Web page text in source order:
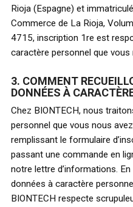
Rioja (Espagne) et
Commerce de La Rioja,
4715, inscription 1re est
caractère personnel que
3. COMMENT
DONNÉES À
Chez BIONTECH, nous
personnel que vous nous
remplissant le formulaire
passant une commande en
notre lettre d’informations.
données à caractère
BIONTECH respecte